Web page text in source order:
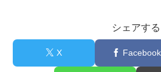
シェアする
X Facebook